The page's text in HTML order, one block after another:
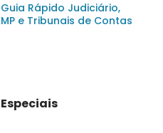
Guia Rápido Judiciário,
MP e Tribunais de Contas
Especiais